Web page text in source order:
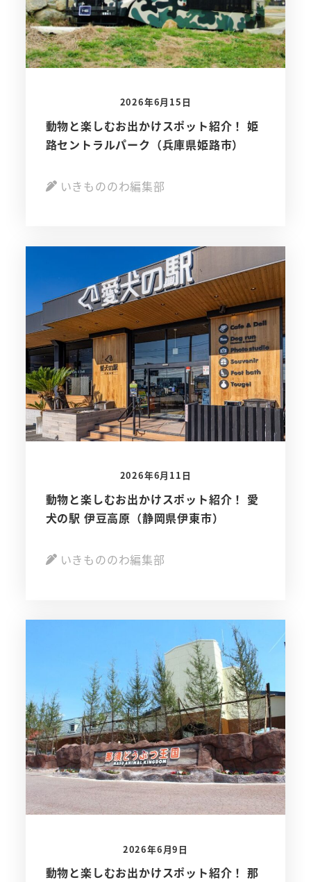
2026年6月15日
動物と楽しむお出かけスポット紹介！ 姫
路セントラルパーク（兵庫県姫路市）
いきもののわ編集部
2026年6月11日
動物と楽しむお出かけスポット紹介！ 愛
犬の駅 伊豆高原（静岡県伊東市）
いきもののわ編集部
2026年6月9日
動物と楽しむお出かけスポット紹介！ 那